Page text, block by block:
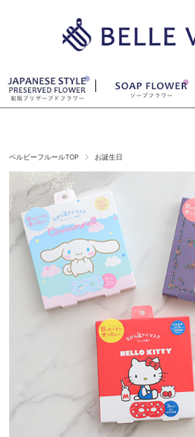
ベルビーフルールTOP お誕生日